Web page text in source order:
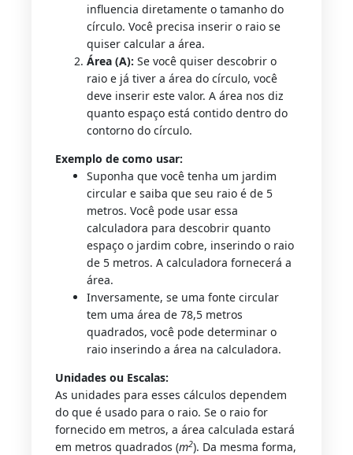
influencia diretamente o tamanho do
círculo. Você precisa inserir o raio se
quiser calcular a área.
Área (A): Se você quiser descobrir o
raio e já tiver a área do círculo, você
deve inserir este valor. A área nos diz
quanto espaço está contido dentro do
contorno do círculo.
Exemplo de como usar:
Suponha que você tenha um jardim
circular e saiba que seu raio é de 5
metros. Você pode usar essa
calculadora para descobrir quanto
espaço o jardim cobre, inserindo o raio
de 5 metros. A calculadora fornecerá a
área.
Inversamente, se uma fonte circular
tem uma área de 78,5 metros
quadrados, você pode determinar o
raio inserindo a área na calculadora.
Unidades ou Escalas:
As unidades para esses cálculos dependem
do que é usado para o raio. Se o raio for
fornecido em metros, a área calculada estará
em metros quadrados (m2). Da mesma forma,